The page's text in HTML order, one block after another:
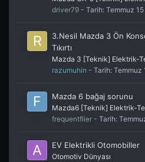
driver79 - Tarih: Temmuz 15
3.Nesil Mazda 3 Ön
Tıkırtı
Mazda 3 [Teknik] Elektrik-
razumuhin - Tarih: Temmuz
Mazda 6 bağaj sorunu
Mazda6 [Teknik] Elektrik-
frequentflier - Tarih:
EV Elektrikli Otomobiller
Otomotiv Dünyası